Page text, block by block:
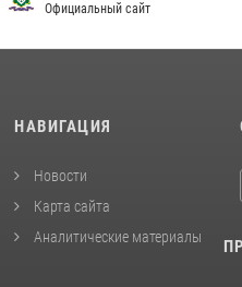
Официальный сайт
НАВИГАЦИЯ
Новости
Карта сайта
Аналитические материалы